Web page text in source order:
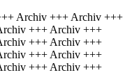
Archiv +++ Archiv +++
+++ Archiv +++
+++ Archiv +++
+++ Archiv +++
+++ Archiv +++